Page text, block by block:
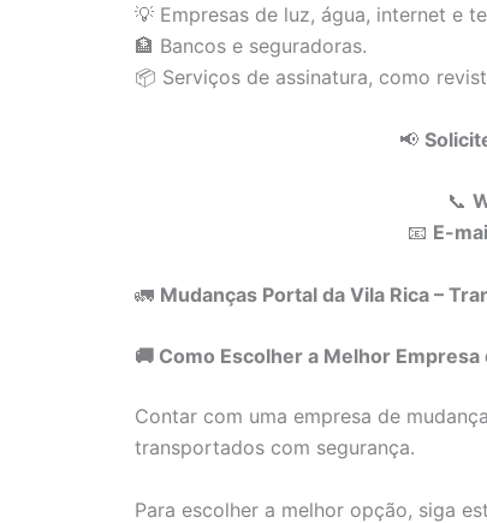
💡 Empresas de luz, água, internet e
🏦 Bancos e seguradoras.
📦 Serviços de assinatura, como
📢
📞
📧 E-
🚛 Mudanças Portal da Vila Rica –
🚚 Como Escolher a Melhor
Contar com uma empresa de
transportados com segurança.
Para escolher a melhor opção, siga